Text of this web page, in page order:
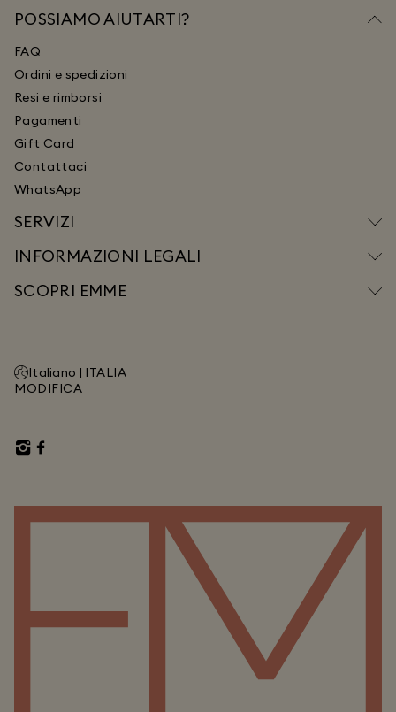
POSSIAMO AIUTARTI?
FAQ
Ordini e spedizioni
Resi e rimborsi
Pagamenti
Gift Card
Contattaci
WhatsApp
SERVIZI
INFORMAZIONI LEGALI
SCOPRI EMME
Italiano | ITALIA
MODIFICA